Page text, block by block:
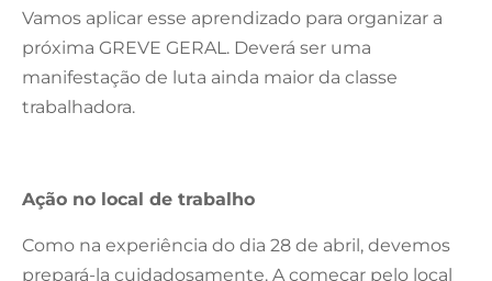
Vamos aplicar esse aprendizado para organizar a
próxima GREVE GERAL. Deverá ser uma
manifestação de luta ainda maior da classe
trabalhadora.
Ação no local de trabalho
Como na experiência do dia 28 de abril, devemos
prepará-la cuidadosamente. A começar pelo local